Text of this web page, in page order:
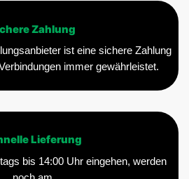
Zahlung
ist eine sichere Zahlung
immer gewährleistet.
Lieferung
bis 14:00 Uhr eingehen, werden